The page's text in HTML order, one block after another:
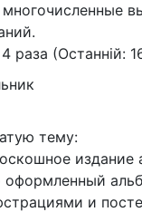
раза (Останній:
тему:
издание
оформленный
и